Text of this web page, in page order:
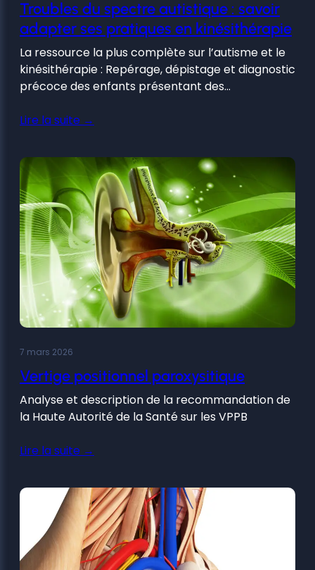
Troubles du spectre autistique : savoir
adapter ses pratiques en kinésithérapie
La ressource la plus complète sur l’autisme et le
kinésithérapie : Repérage, dépistage et diagnostic
précoce des enfants présentant des…
Lire la suite →
7 mars 2026
Vertige positionnel paroxysitique
Analyse et description de la recommandation de
la Haute Autorité de la Santé sur les VPPB
Lire la suite →